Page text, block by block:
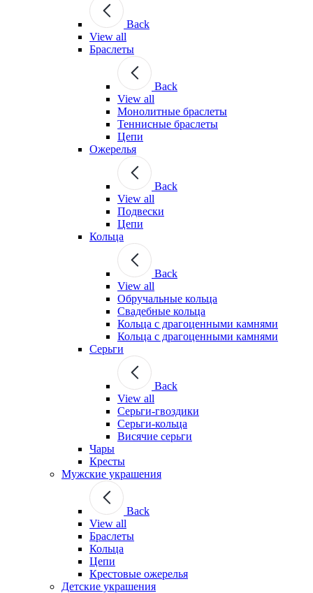
Back
View all
Браслеты
Back
View all
Монолитные браслеты
Теннисные браслеты
Цепи
Ожерелья
Back
View all
Подвески
Цепи
Кольца
Back
View all
Обручальные кольца
Свадебные кольца
Кольца с драгоценными камнями
Кольца с драгоценными камнями
Серьги
Back
View all
Серьги-гвоздики
Серьги-кольца
Висячие серьги
Чары
Кресты
Мужские украшения
Back
View all
Браслеты
Кольца
Цепи
Крестовые ожерелья
Детские украшения